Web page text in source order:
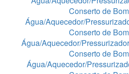
Conserto de
Água/Aquecedor/
Conserto de
Água/Aquecedor/
Conserto de
Água/Aquecedor/